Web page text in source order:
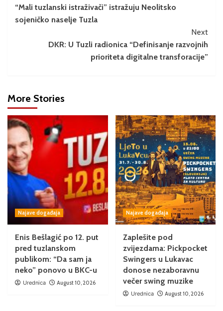
“Mali tuzlanski istraživači” istražuju Neolitsko
sojeničko naselje Tuzla
Next
DKR: U Tuzli radionica “Definisanje razvojnih
prioriteta digitalne transforacije”
More Stories
Najave događaja
Enis Bešlagić po 12. put
pred tuzlanskom
publikom: “Da sam ja
neko” ponovo u BKC-u
Urednica August 10, 2026
Najave događaja
Zaplešite pod
zvijezdama: Pickpocket
Swingers u Lukavac
donose nezaboravnu
večer swing muzike
Urednica August 10, 2026